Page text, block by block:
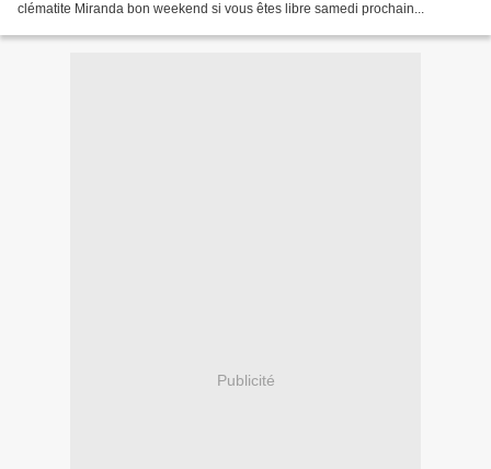
clématite Miranda bon weekend si vous êtes libre samedi prochain...
Publicité